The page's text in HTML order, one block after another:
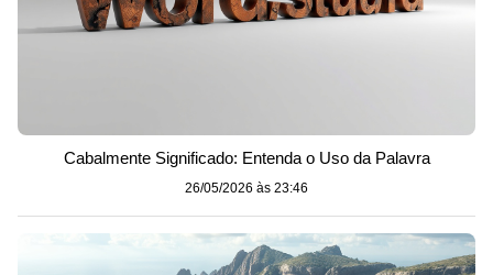
Cabalmente Significado: Entenda o Uso da Palavra
26/05/2026 às 23:46